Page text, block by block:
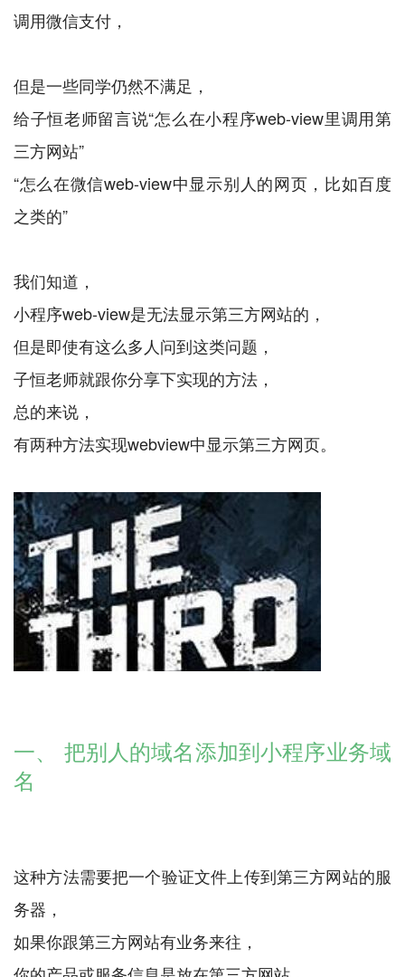
调用微信支付，
但是一些同学仍然不满足，
给子恒老师留言说“怎么在小程序web-view里调用第
三方网站”
“怎么在微信web-view中显示别人的网页，比如百度
之类的”
我们知道，
小程序web-view是无法显示第三方网站的，
但是即使有这么多人问到这类问题，
子恒老师就跟你分享下实现的方法，
总的来说，
有两种方法实现webview中显示第三方网页。
一、 把别人的域名添加到小程序业务域
名
这种方法需要把一个验证文件上传到第三方网站的服
务器，
如果你跟第三方网站有业务来往，